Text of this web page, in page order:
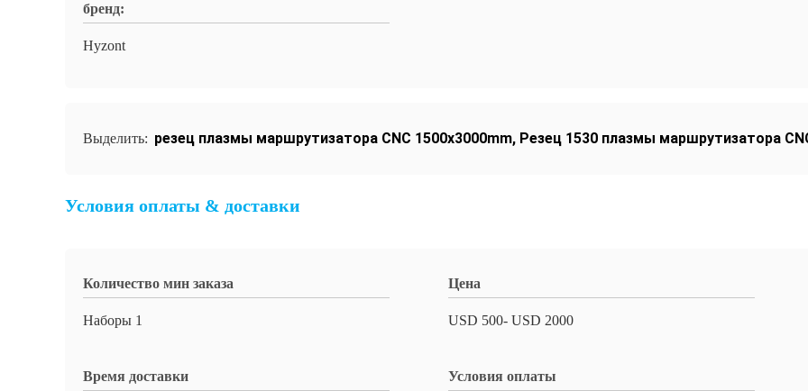
бренд:
Hyzont
Выделить: резец плазмы маршрутизатора CNC 1500x3000mm, Резец 1530 плазмы маршрутизатора
Условия оплаты & доставки
Количество мин заказа
Наборы 1
Цена
USD 500- USD 2000
Время доставки Условия оплаты